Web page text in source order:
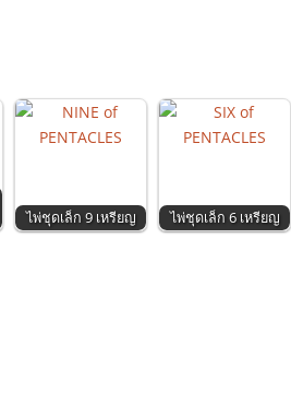
ไพ่ชุดเล็ก 9 เหรียญ ไพ่ชุดเล็ก 6 เหรียญ